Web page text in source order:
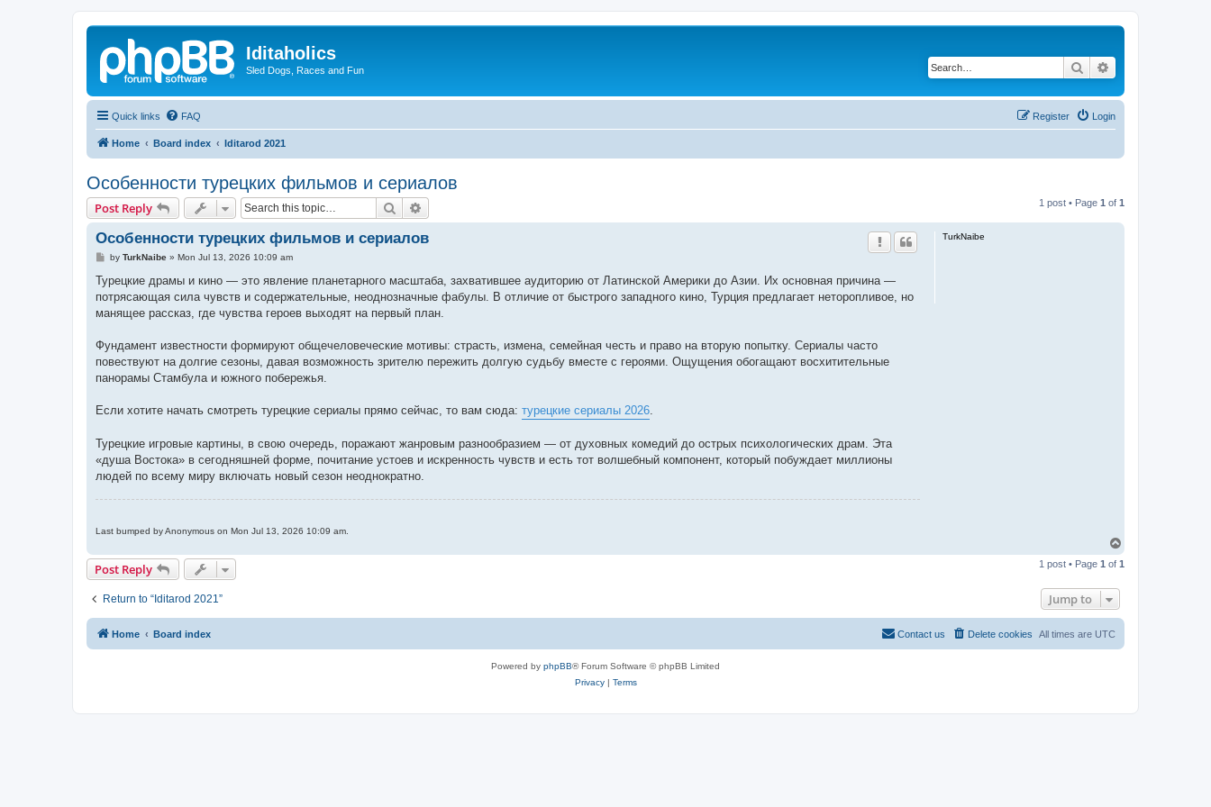
Iditaholics
Sled Dogs, Races and Fun Search
Quick links FAQ Login
Register
Home Board index Iditarod 2021
Особенности турецких фильмов и сериалов
Post Reply Search 1 post • Page 1 of 1
TurkNaibe
Особенности турецких фильмов и сериалов
P
s
t
by TurkNaibe» Mon Jul 13, 2026 10:09 am
Турецкие драмы и кино — это явление планетарного масштаба, захватившее аудиторию от Латинской Америки до Азии. Их основная причина —
потрясающая сила чувств и содержательные, неоднозначные фабулы. В отличие от быстрого западного кино, Турция предлагает неторопливое, но
манящее рассказ, где чувства героев выходят на первый план.
Фундамент известности формируют общечеловеческие мотивы: страсть, измена, семейная честь и право на вторую попытку. Сериалы часто
повествуют на долгие сезоны, давая возможность зрителю пережить долгую судьбу вместе с героями. Ощущения обогащают восхитительные
панорамы Стамбула и южного побережья.
Если хотите начать смотреть турецкие сериалы прямо сейчас, то вам сюда: турецкие сериалы 2026
Турецкие игровые картины, в свою очередь, поражают жанровым разнообразием — от духовных комедий до острых психологических драм. Эта
«душа Востока» в сегодняшней форме, почитание устоев и искренность чувств и есть тот волшебный компонент, который побуждает миллионы
людей по всему миру включать новый сезон неоднократно.
Last bumped by Anonymous on Mon Jul 13, 2026 10:09 am.
p
Post Reply 1 post • Page 1 of 1
Return to “Iditarod 2021” Jump to
Home Board index All times are UTC
Delete cookies
Contact us
Powered by phpBB® Forum Software © phpBB Limited
Privacy| Terms